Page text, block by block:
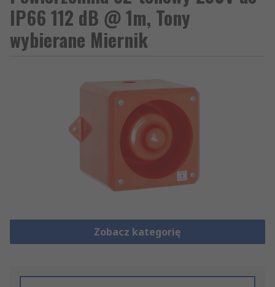
IP66 112 dB @ 1m, Tony
wybierane Miernik
Zobacz kategorię